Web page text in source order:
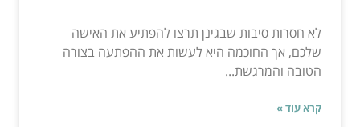
לא חסרות סיבות שבגינן תרצו להפתיע את האישה
שלכם, אך החוכמה היא לעשות את ההפתעה בצורה
הטובה והמרגשת...
קרא עוד »